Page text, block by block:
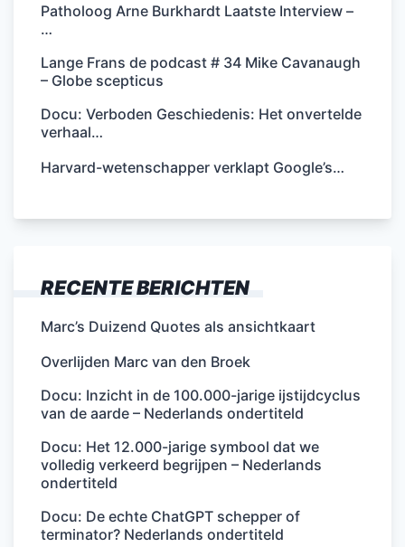
Patholoog Arne Burkhardt Laatste Interview –
…
Lange Frans de podcast # 34 Mike Cavanaugh
– Globe scepticus
Docu: Verboden Geschiedenis: Het onvertelde
verhaal…
Harvard-wetenschapper verklapt Google’s…
RECENTE BERICHTEN
Marc’s Duizend Quotes als ansichtkaart
Overlijden Marc van den Broek
Docu: Inzicht in de 100.000-jarige ijstijdcyclus
van de aarde – Nederlands ondertiteld
Docu: Het 12.000-jarige symbool dat we
volledig verkeerd begrijpen – Nederlands
ondertiteld
Docu: De echte ChatGPT schepper of
terminator? Nederlands ondertiteld